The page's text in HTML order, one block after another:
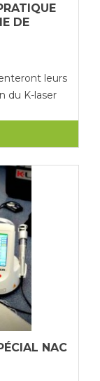
DE
leurs
du K-laser
NAC